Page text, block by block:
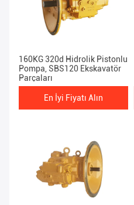
160KG 320d Hidrolik Pistonlu
Pompa, SBS120 Ekskavatör
Parçaları
En İyi Fiyatı Alın